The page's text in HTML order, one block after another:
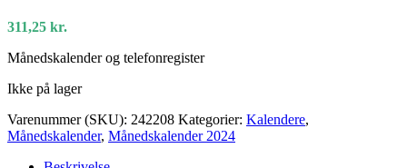
311,25 kr.
Månedskalender og telefonregister
Ikke på lager
Varenummer (SKU): 242208 Kategorier: Kalendere,
Månedskalender, Månedskalender 2024